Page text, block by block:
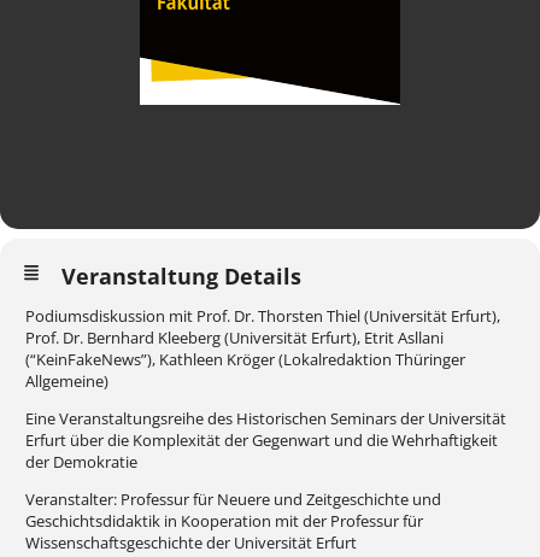
Veranstaltung Details
Podiumsdiskussion mit Prof. Dr. Thorsten Thiel (Universität Erfurt),
Prof. Dr. Bernhard Kleeberg (Universität Erfurt), Etrit Asllani
(“KeinFakeNews”), Kathleen Kröger (Lokalredaktion Thüringer
Allgemeine)
Eine Veranstaltungsreihe des Historischen Seminars der Universität
Erfurt über die Komplexität der Gegenwart und die Wehrhaftigkeit
der Demokratie
Veranstalter: Professur für Neuere und Zeitgeschichte und
Geschichtsdidaktik in Kooperation mit der Professur für
Wissenschaftsgeschichte der Universität Erfurt